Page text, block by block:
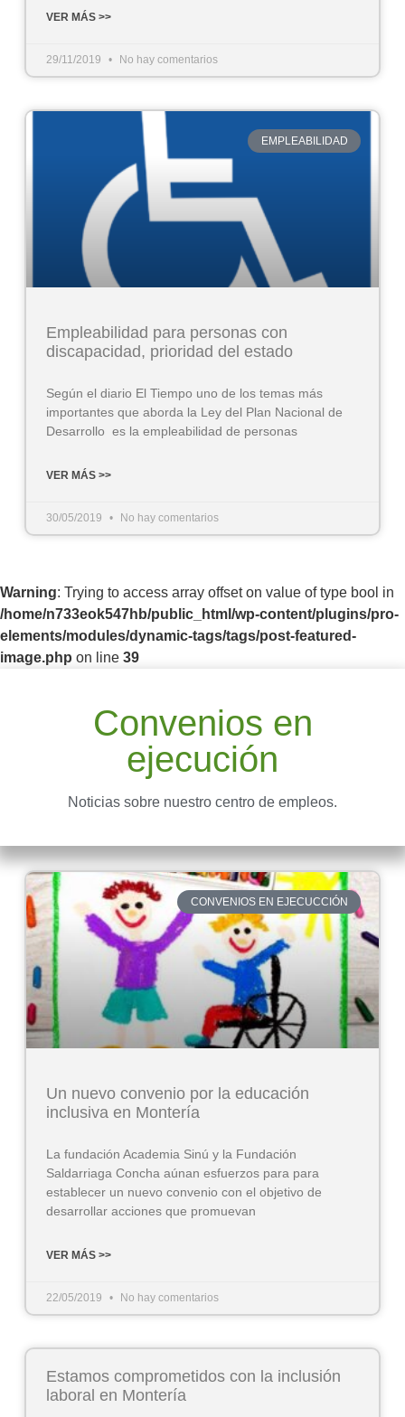
VER MÁS >>
29/11/2019 No hay comentarios
EMPLEABILIDAD
Empleabilidad para personas con
discapacidad, prioridad del estado
Según el diario El Tiempo uno de los temas más
importantes que aborda la Ley del Plan Nacional de
Desarrollo es la empleabilidad de personas
VER MÁS >>
30/05/2019 No hay comentarios
Warning: Trying to access array offset on value of type bool in
/home/n733eok547hb/public_html/wp-content/plugins/pro-
elements/modules/dynamic-tags/tags/post-featured-
image.php on line 39
Convenios en
ejecución
Noticias sobre nuestro centro de empleos.
CONVENIOS EN EJECUCCIÓN
Un nuevo convenio por la educación
inclusiva en Montería
La fundación Academia Sinú y la Fundación
Saldarriaga Concha aúnan esfuerzos para para
establecer un nuevo convenio con el objetivo de
desarrollar acciones que promuevan
VER MÁS >>
22/05/2019 No hay comentarios
Estamos comprometidos con la inclusión
laboral en Montería